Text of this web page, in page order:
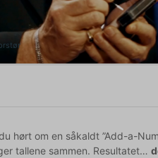
hørt om en såkaldt ”Add-a-
tallene sammen. Resultatet…